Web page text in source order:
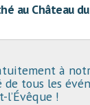
au Château
à
tous les
l’Évêque !